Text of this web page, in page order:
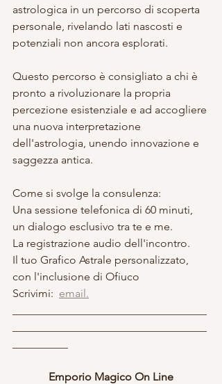
astrologica in un percorso di scoperta
personale, rivelando lati nascosti e
potenziali non ancora esplorati.
Questo percorso è consigliato a chi è
pronto a rivoluzionare la propria
percezione esistenziale e ad accogliere
una nuova interpretazione
dell'astrologia, unendo innovazione e
saggezza antica.
Come si svolge la consulenza:
Una sessione telefonica di 60 minuti,
un dialogo esclusivo tra te e me.
La registrazione audio dell'incontro.
Il tuo Grafico Astrale personalizzato,
con l'inclusione di Ofiuco
Scrivimi: email.
Emporio Magico On Line